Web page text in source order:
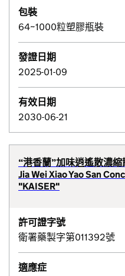
包裝
64~1000粒塑膠瓶裝
發證日期
2025-01-09
有效日期
2030-06-21
“港香蘭”加味逍遙散濃縮
Jia Wei Xiao Yao San
"KAISER"
許可證字號
衛署藥製字第011392號
適應症